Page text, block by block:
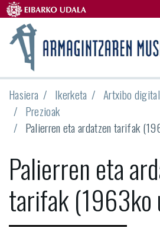
Hasiera Ikerketa Artxibo
Prezioak
Palierren eta ardatzen tarifak
Palierren eta
tarifak (1963ko